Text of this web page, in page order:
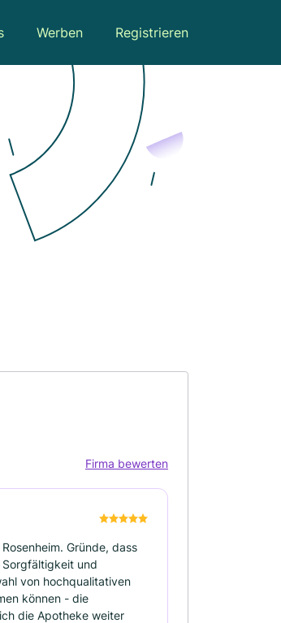
Werben Registrieren
Firma bewerten
Gründe, dass
und
von hochqualitativen
können - die
die Apotheke weiter